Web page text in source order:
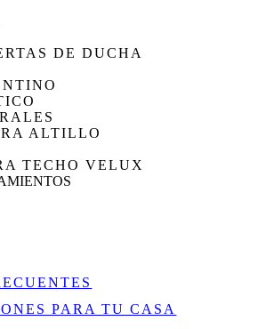
DE DUCHA
ALTILLO
TECHO VELUX
PARA TU CASA